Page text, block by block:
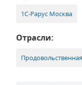
1С-Рарус Москва
Отрасли: